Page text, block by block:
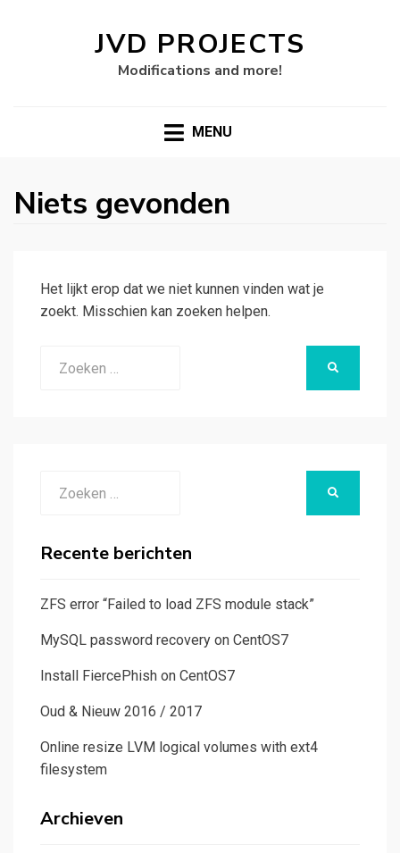
JVD PROJECTS
Modifications and more!
MENU
Niets gevonden
Het lijkt erop dat we niet kunnen vinden wat je
zoekt. Misschien kan zoeken helpen.
naar:
naar:
Recente berichten
ZFS error “Failed to load ZFS module stack”
MySQL password recovery on CentOS7
Install FiercePhish on CentOS7
Oud & Nieuw 2016 / 2017
Online resize LVM logical volumes with ext4
filesystem
Archieven